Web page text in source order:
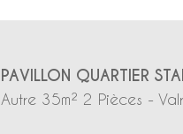
PAVILLON QUARTIER
Autre 35m² 2 Pièces -